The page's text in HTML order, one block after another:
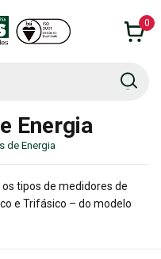
0
Energia
de Energia
tipos de medidores de
e Trifásico – do modelo